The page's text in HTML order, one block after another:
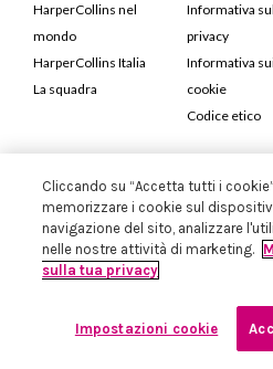
HarperCollins nel
mondo
HarperCollins Italia
La squadra
Informativa
privacy
Informativa
cookie
Codice etico
Cod. Fiscale e P.IVA
Iscritta in Milano al Registro delle
Cliccando su “Accetta tutti i
memorizzare i cookie sul
navigazione del sito, analizzare
nelle nostre attività di marketing.
sulla tua privacy
Impostazioni cookie